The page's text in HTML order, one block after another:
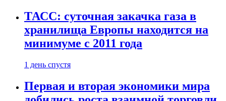
ТАСС: суточная закачка газа в
хранилища Европы находится на
минимуме с 2011 года
1 день спустя
Первая и вторая экономики мира